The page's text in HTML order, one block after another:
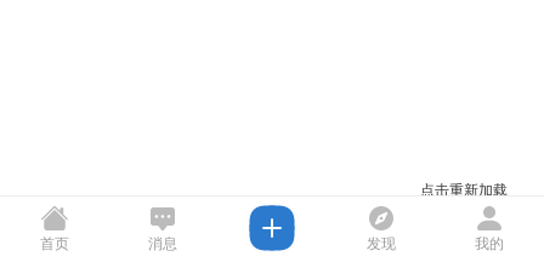
点击重新加载
首页 消息 发现 我的